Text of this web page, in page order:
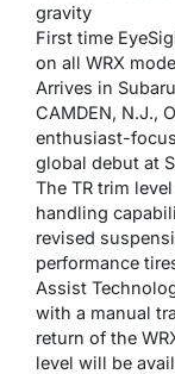
gravity
First time
on all WRX
Arrives in
CAMDEN, N.J.,
enthusiast-
global debut at
The TR trim
handling
revised
performance
Assist
with a manual
return of the
level will be